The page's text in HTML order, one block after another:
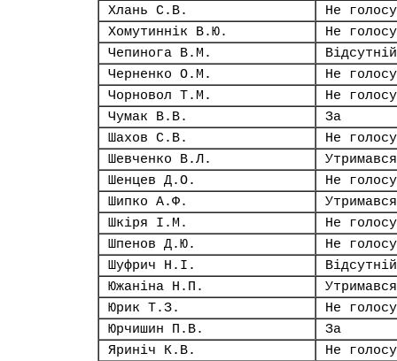
Хлань С.В.
Не
Хомутиннік В.Ю.
Не
Чепинога В.М.
Відсутній
Черненко О.М.
Не
Чорновол Т.М.
Не
Чумак В.В.
За
Шахов С.В.
Не
Шевченко В.Л.
Утримався
Шенцев Д.О.
Не
Шипко А.Ф.
Утримався
Шкіря І.М.
Не
Шпенов Д.Ю.
Не
Шуфрич Н.І.
Відсутній
Южаніна Н.П.
Утримався
Юрик Т.З.
Не
Юрчишин П.В.
За
Яриніч К.В.
Не